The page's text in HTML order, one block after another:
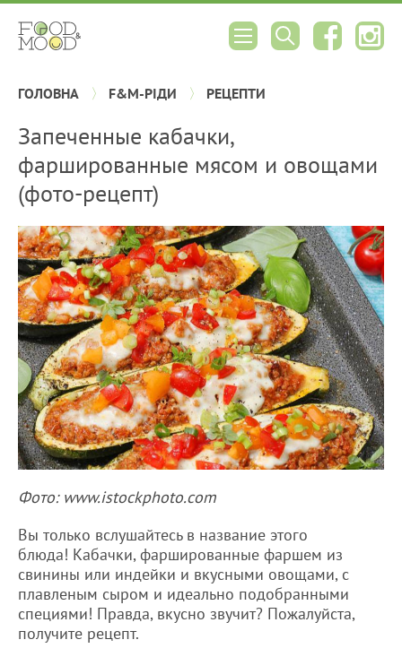
ГОЛОВНА F&M-РІДИ РЕЦЕПТИ
Запеченные кабачки,
фаршированные мясом и овощами
(фото-рецепт)
Фото: www.istockphoto.com
Вы только вслушайтесь в название этого
блюда! Кабачки, фаршированные фаршем из
свинины или индейки и вкусными овощами, с
плавленым сыром и идеально подобранными
специями! Правда, вкусно звучит? Пожалуйста,
получите рецепт.